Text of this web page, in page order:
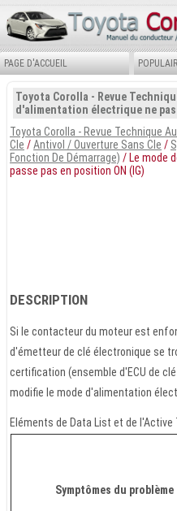
PAGE D'ACCUEIL
Toyota Corolla - Revue
d'alimentation électrique ne
Toyota Corolla - Revue Technique
Cle /Antivol / Ouverture Sans Cle /
Fonction De Démarrage) / Le mode
passe pas en position ON (IG)
DESCRIPTION
Si le contacteur du moteur est
d'émetteur de clé électronique se
certification (ensemble d'ECU de
modifie le mode d'alimentation
Eléments de Data List et de
Symptômes du problème